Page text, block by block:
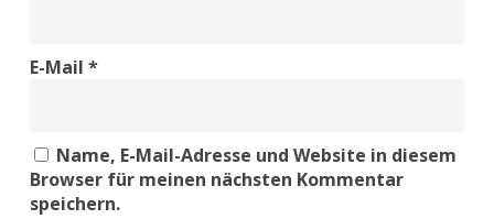
E-Mail *
Name, E-Mail-Adresse und Website in diesem
Browser für meinen nächsten Kommentar
speichern.